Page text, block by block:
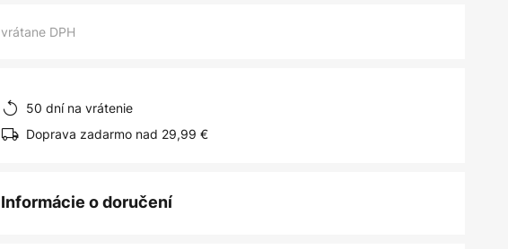
vrátane DPH
50 dní na vrátenie
Doprava zadarmo nad 29,99 €
Informácie o doručení